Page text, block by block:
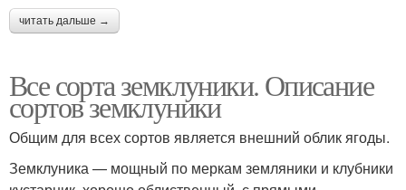
читать дальше →
Все сорта земклуники. Описание
сортов земклуники
Общим для всех сортов является внешний облик ягоды.
Земклуника — мощный по меркам земляники и клубники